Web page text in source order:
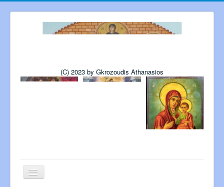
(C) 2023 by Gkrozoudis Athanasios
Εναλλαγή